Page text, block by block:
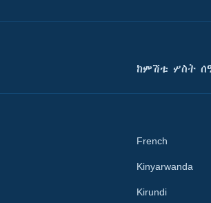
ከምሽቱ ሦስት
French
Kinyarwanda
Kirundi